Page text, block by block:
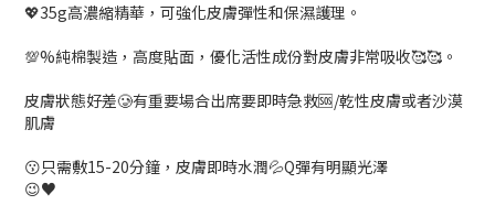
💖35g高濃縮精華，可強化皮膚彈性和保濕護理。
💯%純棉製造，高度貼面，優化活性成份對皮膚非常吸收🥰🥰。
皮膚狀態好差🥲有重要場合出席要即時急救🆘/乾性皮膚或者沙漠
肌膚
😗只需敷15-20分鐘，皮膚即時水潤💦Q彈有明顯光澤
😉♥️